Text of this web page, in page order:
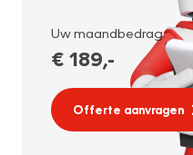
Uw maandbedrag:
€ 189,-
Offerte aanvragen